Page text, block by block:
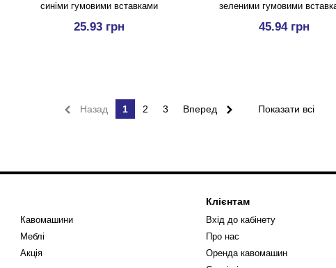
синіми гумовими вставками
25.93 грн
зеленими гумовими
45.94 грн
Назад 1 2 3 Вперед Показати всі
Кавомашини
Меблі
Акція
Клієнтам
Вхід до кабінету
Про нас
Оренда кавомашин